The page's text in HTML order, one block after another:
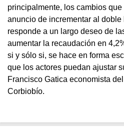
principalmente, los cambios que
anuncio de incrementar al
responde a un largo deseo de
aumentar la recaudación en
si y sólo si, se hace en forma
que los actores puedan ajustar
Francisco Gatica economista
Corbiobío.